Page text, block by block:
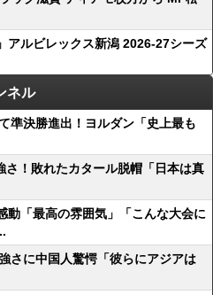
アルビレックス新潟 2026-27シーズ
ネル
準決勝進出！ヨルダン「史上最も
！敗れたカタール脱帽「日本は真
動「最高の雰囲気」「こんな大会に
さに中国人驚愕「彼らにアジアは